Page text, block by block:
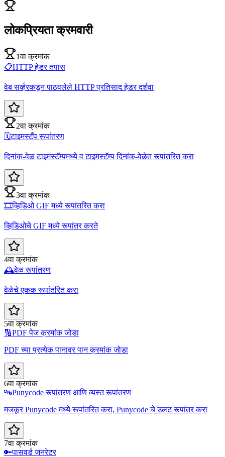
लोकप्रियता क्रमवारी
1वा क्रमांक
📋HTTP हेडर तपास
वेब सर्व्हरकडून पाठवलेले HTTP प्रतिसाद हेडर दर्शवा
2वा क्रमांक
🗓️टाइमस्टँप रूपांतरण
दिनांक-वेळ टाइमस्टॅम्पमध्ये व टाइमस्टॅम्प दिनांक-वेळेत रूपांतरित करा
3वा क्रमांक
🎞️व्हिडिओ GIF मध्ये रूपांतरित करा
व्हिडिओचे GIF मध्ये रूपांतर करते
4वा क्रमांक
🕰️वेळ रूपांतरण
वेळेचे एकक रूपांतरित करा
5वा क्रमांक
🔢PDF पेज क्रमांक जोडा
PDF च्या प्रत्येक पानावर पान क्रमांक जोडा
6वा क्रमांक
🔤Punycode रूपांतरण आणि व्यस्त रूपांतरण
मजकूर Punycode मध्ये रूपांतरित करा, Punycode चे उलट रूपांतर करा
7वा क्रमांक
🔑पासवर्ड जनरेटर